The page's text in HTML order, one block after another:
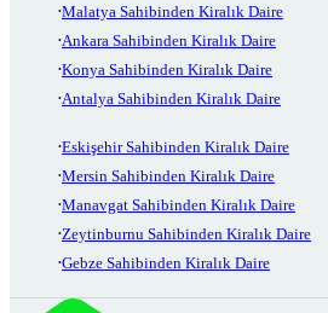
Malatya Sahibinden Kiralık Daire
Ankara Sahibinden Kiralık Daire
Konya Sahibinden Kiralık Daire
Antalya Sahibinden Kiralık Daire
Eskişehir Sahibinden Kiralık Daire
Mersin Sahibinden Kiralık Daire
Manavgat Sahibinden Kiralık Daire
Zeytinburnu Sahibinden Kiralık Daire
Gebze Sahibinden Kiralık Daire